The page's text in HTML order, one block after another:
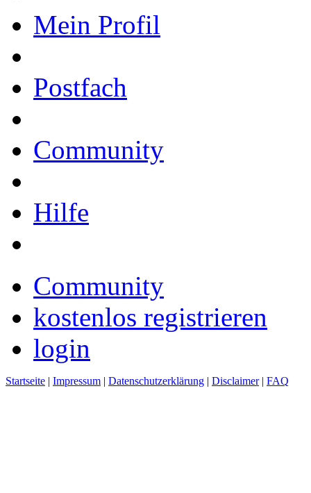
Mein Profil
Postfach
Community
Hilfe
Community
kostenlos registrieren
login
Startseite | Impressum | Datenschutzerklärung | Disclaimer| FAQ